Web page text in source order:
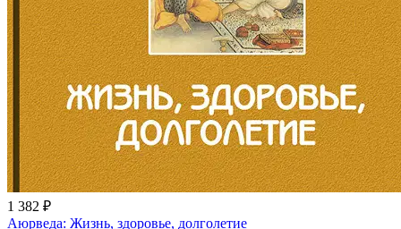
1 382 ₽
Аюрведа: Жизнь, здоровье, долголетие